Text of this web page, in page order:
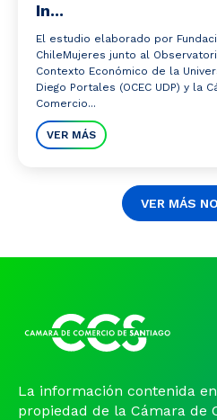
In...
El estudio elaborado por
ChileMujeres junto al
Contexto Económico de la
Diego Portales (OCEC UDP) y la
Comercio...
VER MÁS
VER MÁS
La información contenida
propiedad de la Cámara de